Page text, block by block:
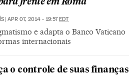
frente em Roma
| APR 07, 2014 - 19:57EDT
e adapta o Banco Vaticano
internacionais
o controle de suas finanças